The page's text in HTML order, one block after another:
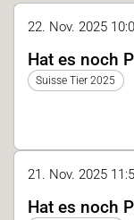
22. Nov. 2025
Hat es noch
Suisse Tier 2025
21. Nov. 2025
Hat es noch